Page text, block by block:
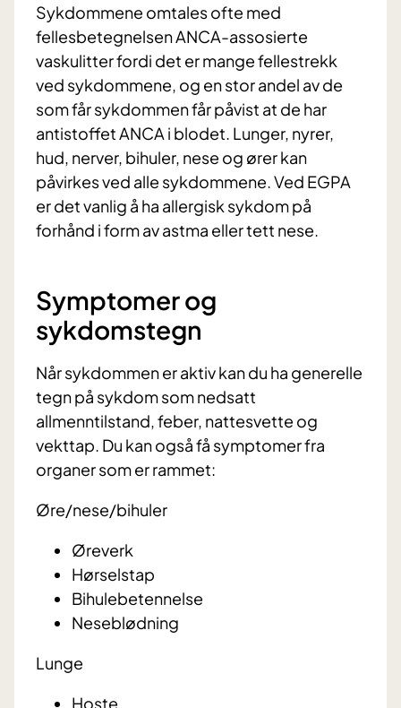
Sykdommene omtales ofte med
fellesbetegnelsen ANCA-assosierte
vaskulitter fordi det er mange fellestrekk
ved sykdommene, og en stor andel av de
som får sykdommen får påvist at de har
antistoffet ANCA i blodet. Lunger, nyrer,
hud, nerver, bihuler, nese og ører kan
påvirkes ved alle sykdommene. Ved EGPA
er det vanlig å ha allergisk sykdom på
forhånd i form av astma eller tett nese.
Symptomer og
sykdomstegn
Når sykdommen er aktiv kan du ha generelle
tegn på sykdom som nedsatt
allmenntilstand, feber, nattesvette og
vekttap. Du kan også få symptomer fra
organer som er rammet:
Øre/nese/bihuler
Øreverk
Hørselstap
Bihulebetennelse
Neseblødning
Lunge
Hoste